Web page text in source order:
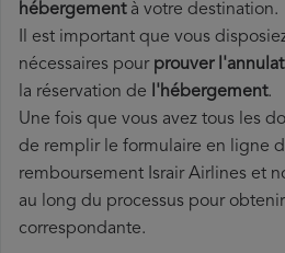
hébergementà votre destination.
Il est important que vous
nécessaires pour prouver
la réservation de l'hébergement.
Une fois que vous avez tous les
de remplir le formulaire en ligne
remboursement Israir Airlines et
au long du processus pour
correspondante.